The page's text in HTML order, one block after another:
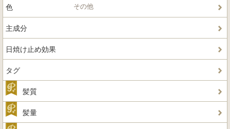
色 その他
主成分
日焼け止め効果
タグ
髪質
髪量